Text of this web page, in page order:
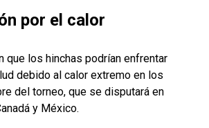
por el calor
que los hinchas podrían enfrentar
debido al calor extremo en los
del torneo, que se disputará en
y México.